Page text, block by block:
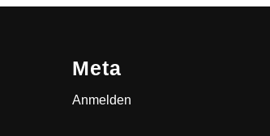
Meta
Anmelden